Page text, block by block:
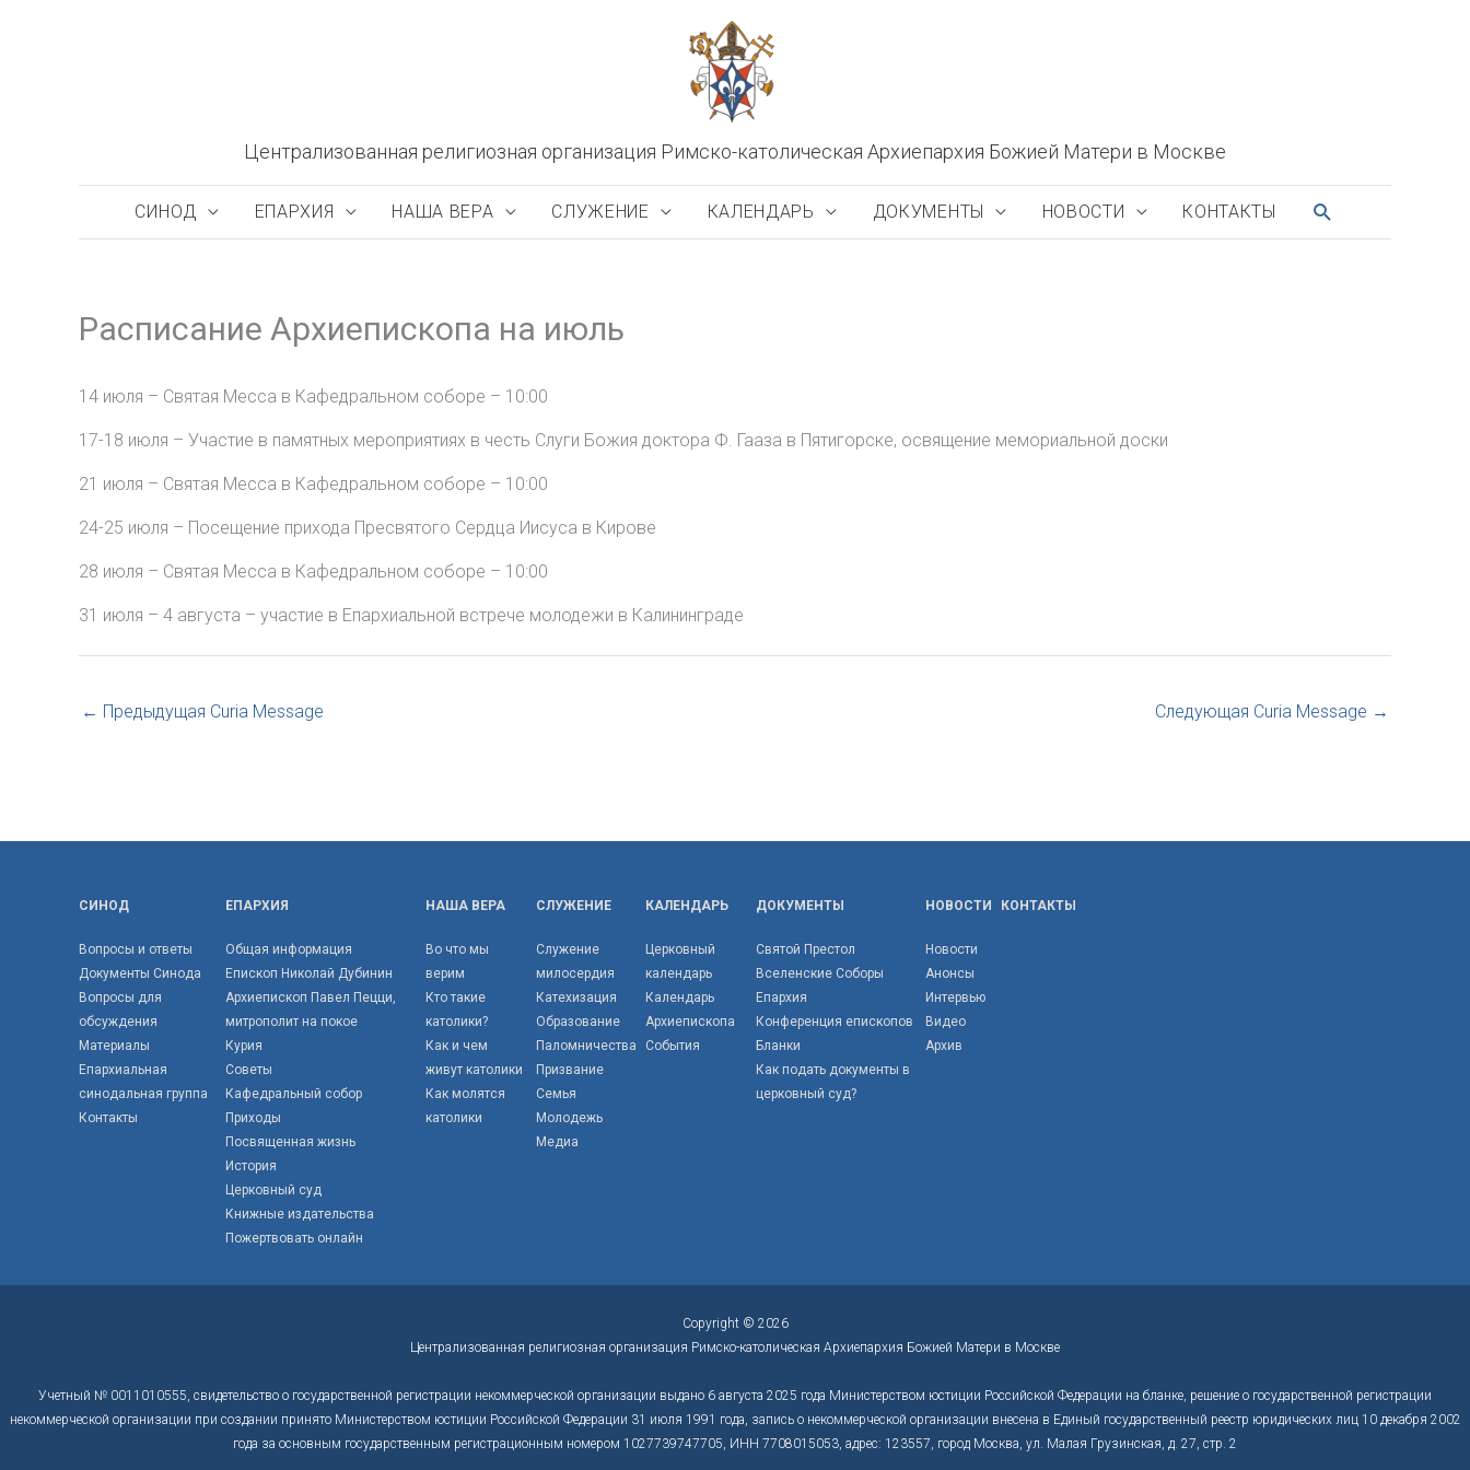
Централизованная религиозная организация Римско-католическая Архиепархия Божией Матери в Москве
СИНОД ЕПАРХИЯ НАША ВЕРА СЛУЖЕНИЕ КАЛЕНДАРЬ ДОКУМЕНТЫ НОВОСТИ КОНТАКТЫ ПОИСК
Расписание Архиепископа на июль
14 июля – Святая Месса в Кафедральном соборе – 10:00
17-18 июля – Участие в памятных мероприятиях в честь Слуги Божия доктора Ф. Гааза в Пятигорске, освящение мемориальной доски
21 июля – Святая Месса в Кафедральном соборе – 10:00
24-25 июля – Посещение прихода Пресвятого Сердца Иисуса в Кирове
28 июля – Святая Месса в Кафедральном соборе – 10:00
31 июля – 4 августа – участие в Епархиальной встрече молодежи в Калининграде
← Предыдущая Curia Message Следующая Curia Message →
СИНОД
Вопросы и ответы
Документы Синода
Вопросы для
обсуждения
Материалы
Епархиальная
синодальная группа
Контакты
ЕПАРХИЯ
Общая информация
Епископ Николай Дубинин
Архиепископ Павел Пецци,
митрополит на покое
Курия
Советы
Кафедральный собор
Приходы
Посвященная жизнь
История
Церковный суд
Книжные издательства
Пожертвовать онлайн
НАША ВЕРА
Во что мы
верим
Кто такие
католики?
Как и чем
живут католики
Как молятся
католики
СЛУЖЕНИЕ
Служение
милосердия
Катехизация
Образование
Паломничества
Призвание
Семья
Молодежь
Медиа
КАЛЕНДАРЬ
Церковный
календарь
Календарь
Архиепископа
События
ДОКУМЕНТЫ
Святой Престол
Вселенские Соборы
Епархия
Конференция епископов
Бланки
Как подать документы в
церковный суд?
НОВОСТИ
Новости
Анонсы
Интервью
Видео
Архив
КОНТАКТЫ
Copyright © 2026
Централизованная религиозная организация Римско-католическая Архиепархия Божией Матери в Москве
Учетный № 0011010555, свидетельство о государственной регистрации некоммерческой организации выдано 6 августа 2025 года Министерством юстиции Российской Федерации на бланке, решение о государственной регистрации
некоммерческой организации при создании принято Министерством юстиции Российской Федерации 31 июля 1991 года, запись о некоммерческой организации внесена в Единый государственный реестр юридических лиц 10 декабря 2002
года за основным государственным регистрационным номером 1027739747705, ИНН 7708015053, адрес: 123557, город Москва, ул. Малая Грузинская, д. 27, стр. 2